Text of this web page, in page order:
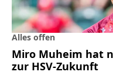
Alles offen
Miro Muheim hat
zur HSV-Zukunft